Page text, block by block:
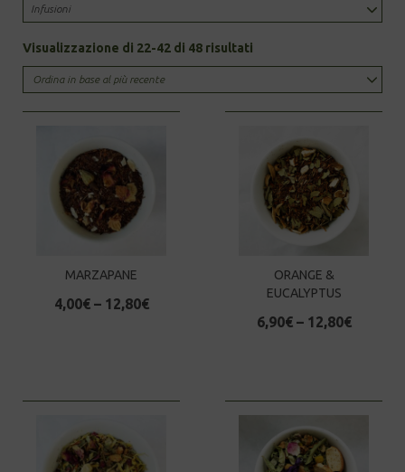
Infusioni
Visualizzazione di 22-42 di 48 risultati
by
latest
MARZAPANE
4,00€– 12,80€
ORANGE &
EUCALYPTUS
6,90€– 12,80€